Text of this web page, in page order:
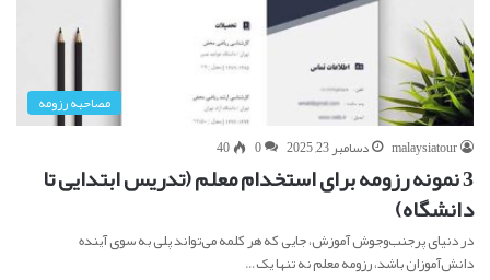
مصاحبه رزومه
malaysiatour
دسامبر 23, 2025 0
40
3 نمونه رزومه برای استخدام معلم (تدریس ابتدایی تا
دانشگاه)
در دنیای پرجنب‌وجوش آموزش، جایی که هر کلمه می‌تواند پلی به سوی آینده
دانش‌آموزان باشد، رزومه معلم نه تنها یک…